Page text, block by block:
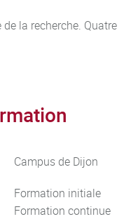
la recherche. Quatre
Campus de Dijon
Formation initiale
Formation continue